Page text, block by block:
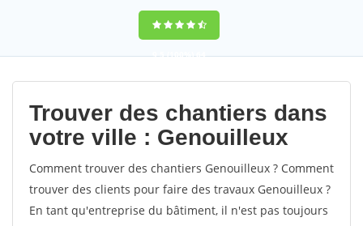
9,5(100%)64
votes
Trouver des chantiers dans
votre ville : Genouilleux
Comment trouver des chantiers Genouilleux ? Comment
trouver des clients pour faire des travaux Genouilleux ?
En tant qu'entreprise du bâtiment, il n'est pas toujours